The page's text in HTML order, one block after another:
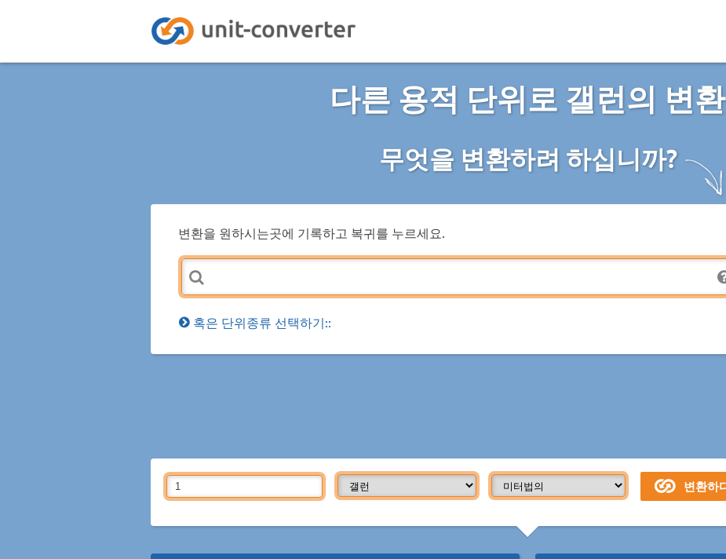
다른 용적 단위로 갤런의 변환
무엇을 변환하려 하십니까?
변환을 원하시는곳에 기록하고 복귀를 누르세요.
혹은 단위종류 선택하기::